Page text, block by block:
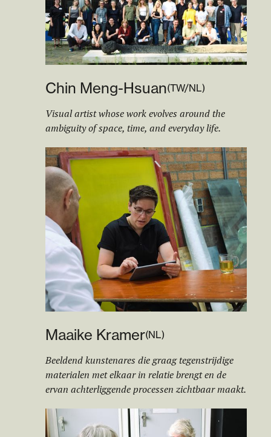
Chin Meng-Hsuan(TW/NL)
Visual artist whose work evolves around the
ambiguity of space, time, and everyday life.
Maaike Kramer(NL)
Beeldend kunstenares die graag tegenstrijdige
materialen met elkaar in relatie brengt en de
ervan achterliggende processen zichtbaar maakt.